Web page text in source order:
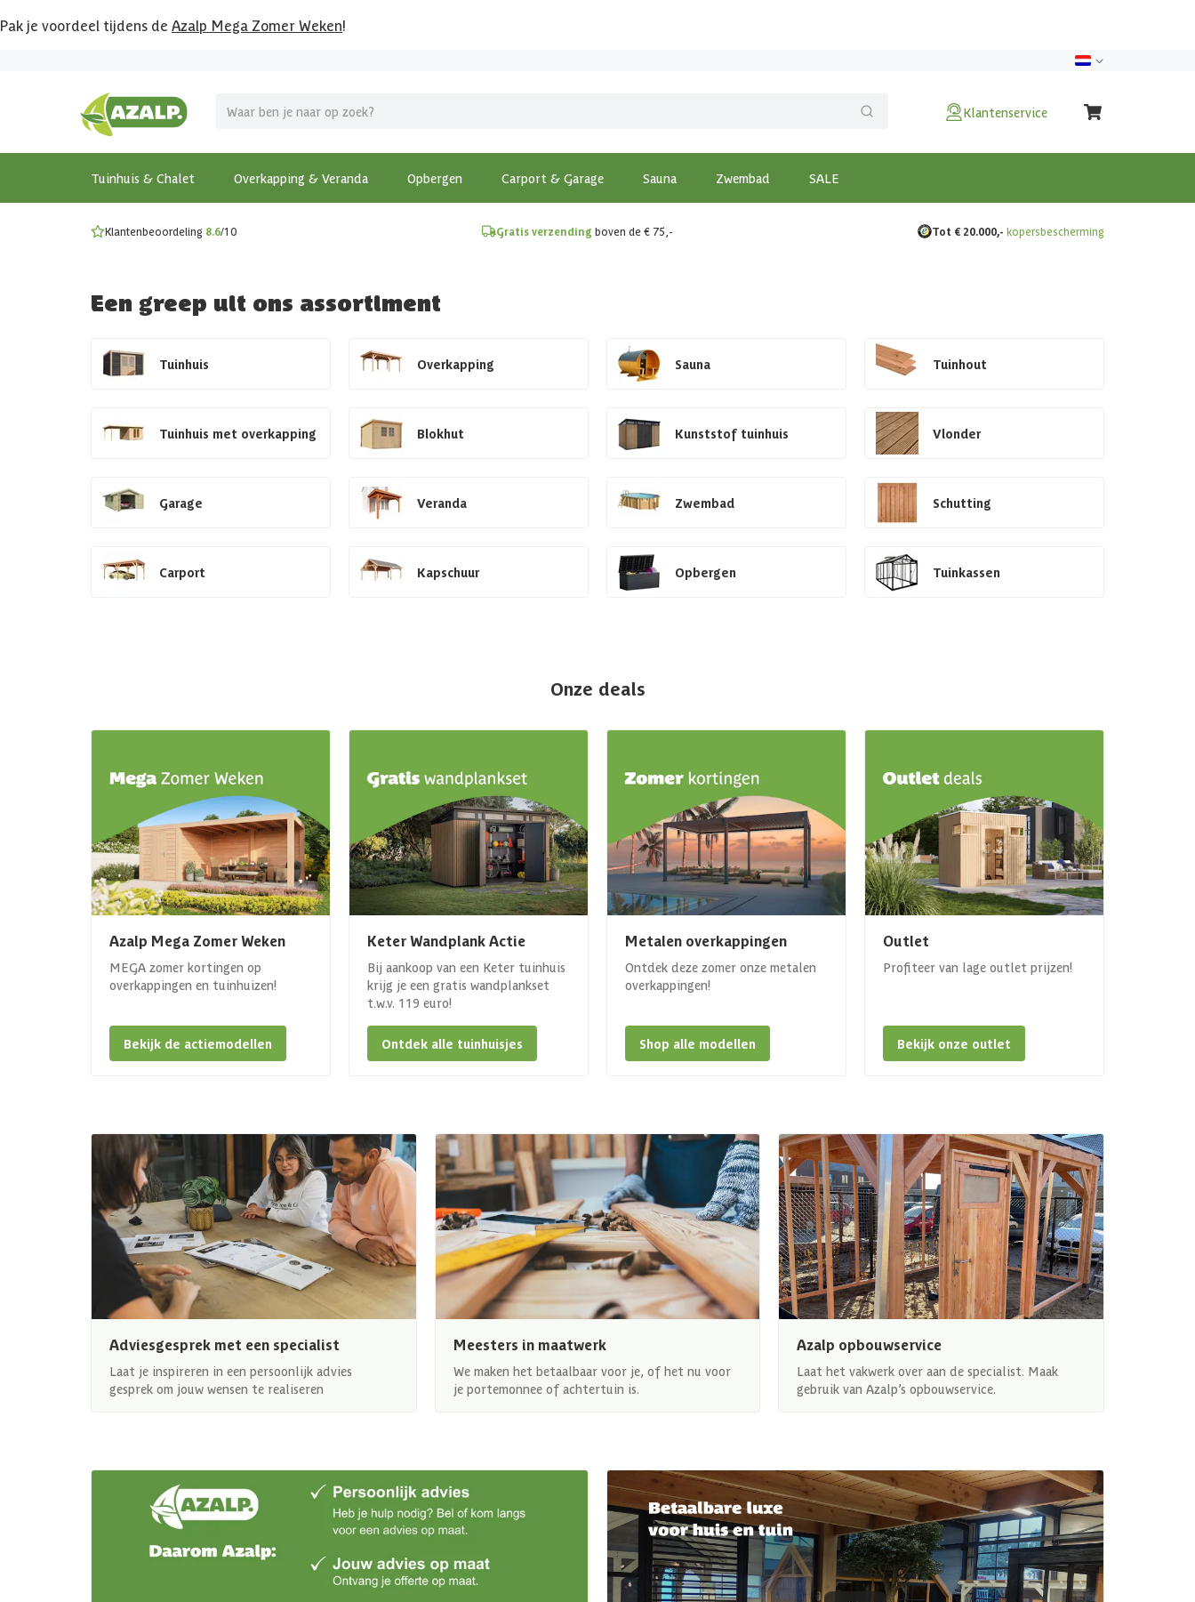
Pak je voordeel tijdens de Azalp Mega Zomer Weken!
Klantenservice
Tuinhuis & Chalet Overkapping & Veranda Opbergen Carport & Garage Sauna Zwembad SALE
MEGA zomer kortingen op overkappingen en tuinhuizen!
Bekijk de actiemodellen
Gratis wandplankset
Ontdek onze metalen overkappingen
Klantenbeoordeling 8.6/10 Gratis verzending boven de € 75,- Tot € 20.000,- kopersbescherming
Een greep uit ons assortiment
Tuinhuis Overkapping Sauna Tuinhout
Tuinhuis met overkapping Blokhut Kunststof tuinhuis Vlonder
Garage Veranda Zwembad Schutting
Carport Kapschuur Opbergen Tuinkassen
Onze deals
Azalp Mega Zomer Weken
MEGA zomer kortingen op
overkappingen en tuinhuizen!
Bekijk de actiemodellen
Keter Wandplank Actie
Bij aankoop van een Keter tuinhuis
krijg je een gratis wandplankset
t.w.v. 119 euro!
Ontdek alle tuinhuisjes
Metalen overkappingen
Ontdek deze zomer onze metalen
overkappingen!
Shop alle modellen
Outlet
Profiteer van lage outlet prijzen!
Bekijk onze outlet
Adviesgesprek met een specialist
Laat je inspireren in een persoonlijk advies
gesprek om jouw wensen te realiseren
Meesters in maatwerk
We maken het betaalbaar voor je, of het nu voor
je portemonnee of achtertuin is.
Azalp opbouwservice
Laat het vakwerk over aan de specialist. Maak
gebruik van Azalp’s opbouwservice.